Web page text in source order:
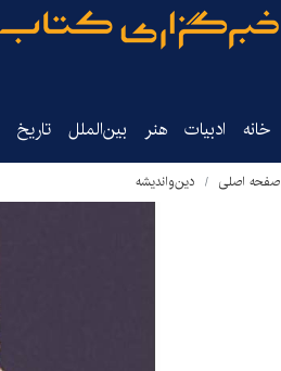
خانه ادبیات هنر بین‌الملل تاریخ‌
صفحه اصلی دین‌واندیشه